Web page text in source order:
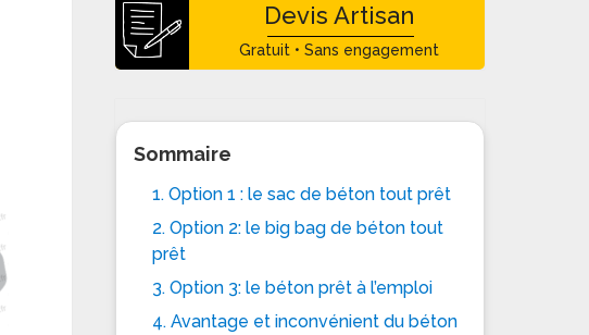
Devis Artisan
Gratuit • Sans engagement
Sommaire
1. Option 1 : le sac de béton tout prêt
2. Option 2: le big bag de béton tout
prêt
3. Option 3: le béton prêt à l’emploi
4. Avantage et inconvénient du béton